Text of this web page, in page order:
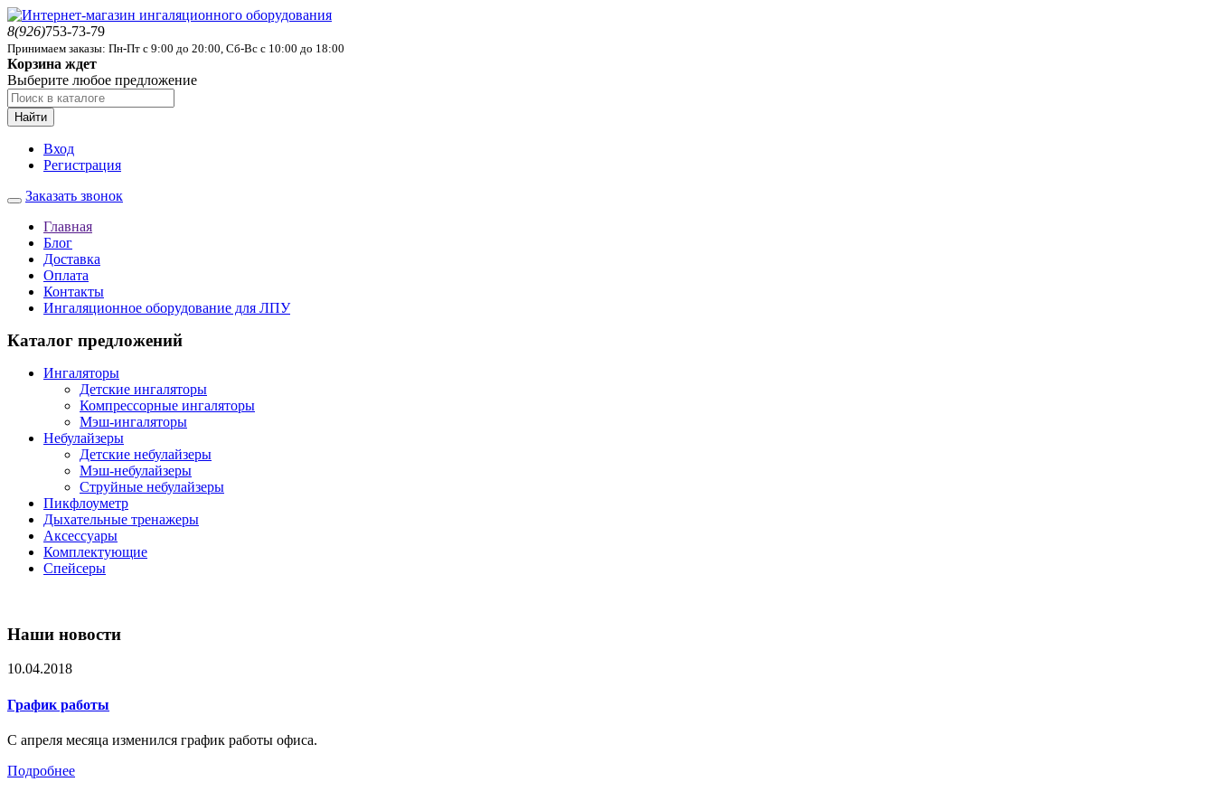
8(926)753-73-79
Принимаем заказы: Пн-Пт с 9:00 до 20:00, Сб-Вс с 10:00 до 18:00
Корзина ждет
Выберите любое предложение
Найти
Вход
Регистрация
Заказать звонок
Главная
Блог
Доставка
Оплата
Контакты
Ингаляционное оборудование для ЛПУ
Каталог предложений
Ингаляторы
Детские ингаляторы
Компрессорные ингаляторы
Мэш-ингаляторы
Небулайзеры
Детские небулайзеры
Мэш-небулайзеры
Струйные небулайзеры
Пикфлоуметр
Дыхательные тренажеры
Аксессуары
Комплектующие
Спейсеры
Наши новости
10.04.2018
График работы
С апреля месяца изменился график работы офиса.
Подробнее